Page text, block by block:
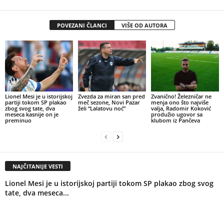
POVEZANI ČLANCI VIŠE OD AUTORA
Lionel Mesi je u istorijskoj
partiji tokom SP plakao
zbog svog tate, dva
meseca kasnije on je
preminuo
Zvezda za miran san pred
meč sezone, Novi Pazar
želi “Lalatovu noć”
Zvanično! Železničar ne
menja ono što najviše
valja, Radomir Koković
produžio ugovor sa
klubom iz Pančeva
NAJČITANIJE VESTI
Lionel Mesi je u istorijskoj partiji tokom SP plakao zbog svog
tate, dva meseca...